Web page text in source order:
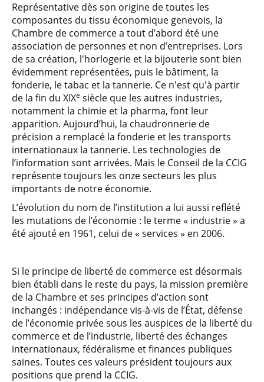
Représentative dès son origine de toutes les
composantes du tissu économique genevois, la
Chambre de commerce a tout d’abord été une
association de personnes et non d’entreprises. Lors
de sa création, l'horlogerie et la bijouterie sont bien
évidemment représentées, puis le bâtiment, la
fonderie, le tabac et la tannerie. Ce n'est qu'à partir
de la fin du XIXe siècle que les autres industries,
notamment la chimie et la pharma, font leur
apparition. Aujourd’hui, la chaudronnerie de
précision a remplacé la fonderie et les transports
internationaux la tannerie. Les technologies de
l’information sont arrivées. Mais le Conseil de la CCIG
représente toujours les onze secteurs les plus
importants de notre économie.
L’évolution du nom de l’institution a lui aussi reflété
les mutations de l’économie : le terme « industrie » a
été ajouté en 1961, celui de « services » en 2006.
Si le principe de liberté de commerce est désormais
bien établi dans le reste du pays, la mission première
de la Chambre et ses principes d’action sont
inchangés : indépendance vis-à-vis de l’État, défense
de l’économie privée sous les auspices de la liberté du
commerce et de l’industrie, liberté des échanges
internationaux, fédéralisme et finances publiques
saines. Toutes ces valeurs président toujours aux
positions que prend la CCIG.